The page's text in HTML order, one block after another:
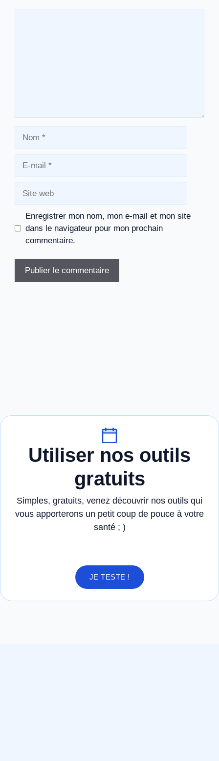
Enregistrer mon nom, mon e-mail et mon site
dans le navigateur pour mon prochain
commentaire.
Utiliser nos outils
gratuits
Simples, gratuits, venez découvrir nos outils qui
vous apporterons un petit coup de pouce à votre
santé ; )
JE TESTE !